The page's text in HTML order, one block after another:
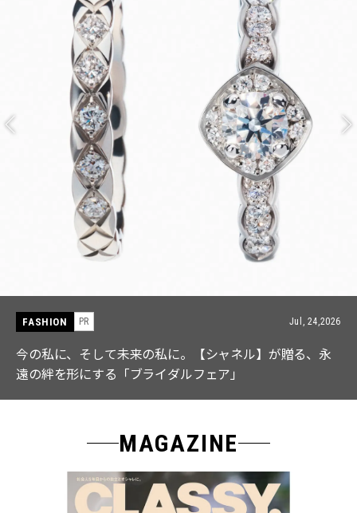
FASHION PR Jul, 15,2026
【ICB】人気インフルエンサーと共同制作! 週5で着たく
なる「名品ブラウス」２選
MAGAZINE